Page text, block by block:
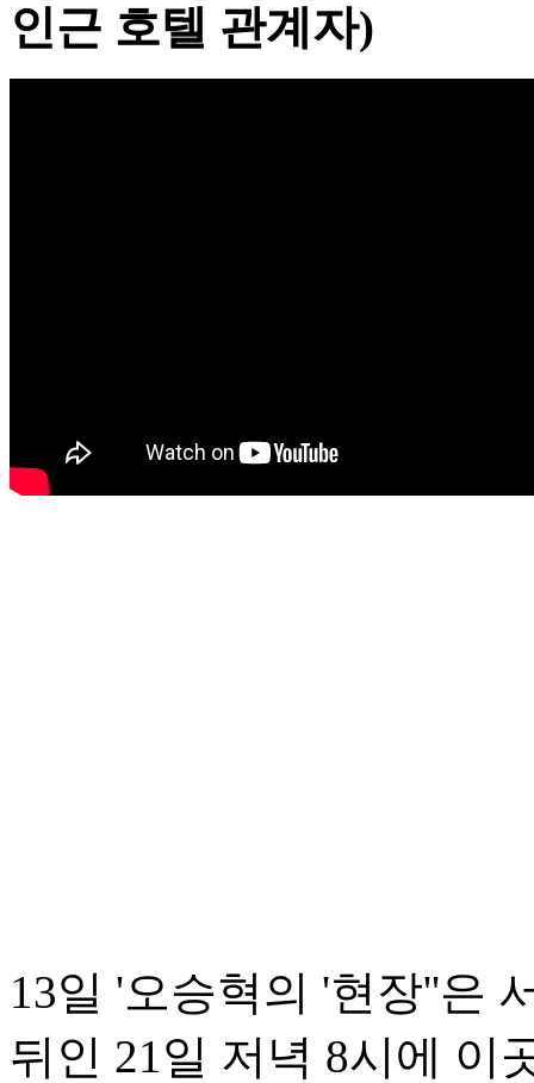
인근 호텔 관계자)
13일 '오승혁의 '현장''은
뒤인 21일 저녁 8시에 이